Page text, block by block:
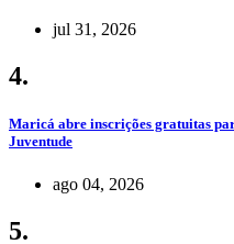
jul 31, 2026
4.
Maricá abre inscrições gratuitas
Juventude
ago 04, 2026
5.